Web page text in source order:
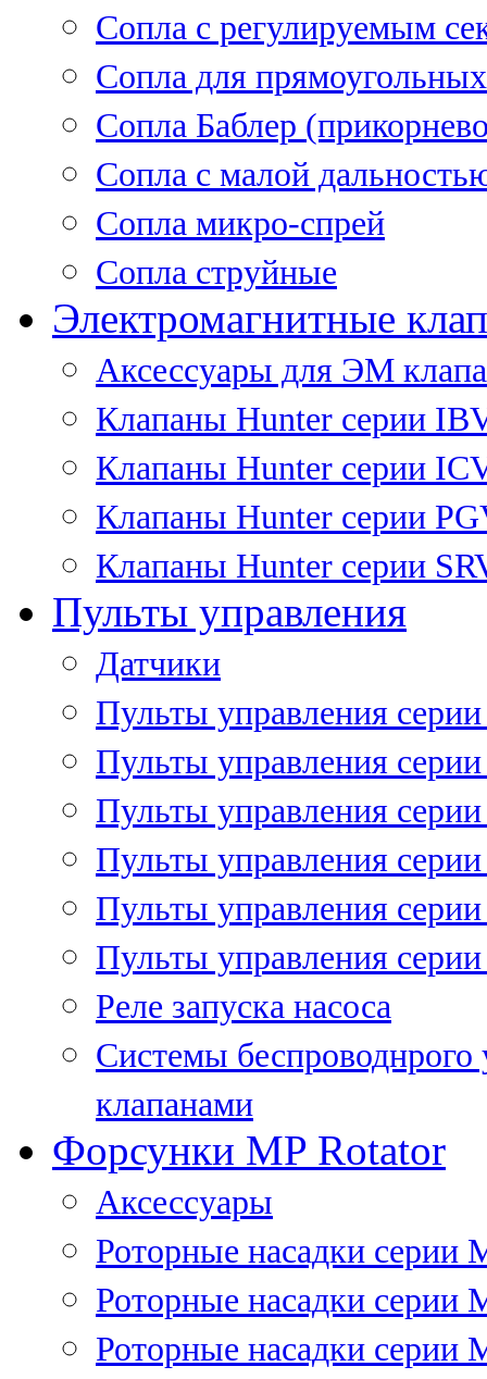
Сопла с регулируемым
Сопла для
Сопла Баблер
Сопла с малой
Сопла микро-спрей
Сопла струйные
Электромагнитные
Аксессуары для ЭМ
Клапаны Hunter серии
Клапаны Hunter серии
Клапаны Hunter серии
Клапаны Hunter серии
Пульты управления
Датчики
Пульты управления
Пульты управления
Пульты управления
Пульты управления
Пульты управления
Пульты управления
Реле запуска насоса
Системы
клапанами
Форсунки MP Rotator
Аксессуары
Роторные насадки серии
Роторные насадки серии
Роторные насадки серии